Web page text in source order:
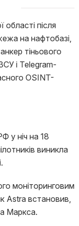
після
на нафтобазі,
тіньового
і Telegram-
OSINT-
у ніч на 18
виникла
моніторинговим
Astra встановив,
Маркса.